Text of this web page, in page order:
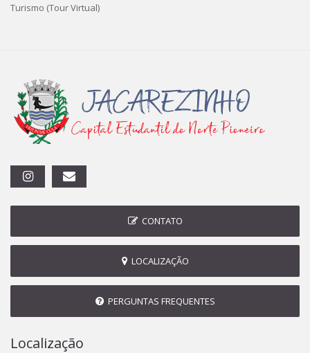
Turismo (Tour Virtual)
CONTATO
LOCALIZAÇÃO
PERGUNTAS FREQUENTES
Localização